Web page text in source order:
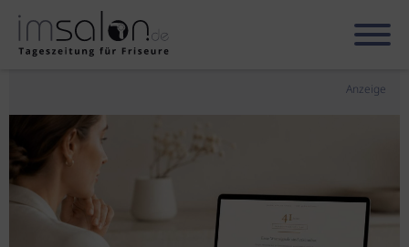
Anzeige